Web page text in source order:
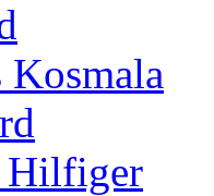
Kosmala
Hilfiger